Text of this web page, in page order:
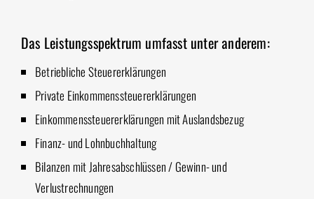
Das Leistungsspektrum umfasst unter anderem:
Betriebliche Steuererklärungen
Private Einkommenssteuererklärungen
Einkommenssteuererklärungen mit Auslandsbezug
Finanz- und Lohnbuchhaltung
Bilanzen mit Jahresabschlüssen / Gewinn- und
Verlustrechnungen